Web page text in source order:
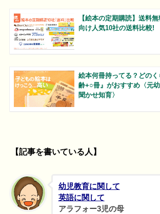
【絵本の定期購読】送料
向け人気10社の送料比較!
絵本何冊持ってる？どの
齢+○冊』がおすすめ〈元
聞かせ知育〉
【記事を書いている人】
幼児教育に関して
英語に関して
アラフォー3児の母